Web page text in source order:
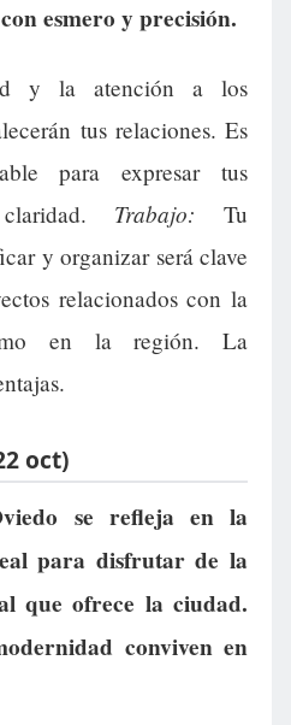
esmero y precisión.
y la atención a los
tus relaciones. Es
para expresar tus
Trabajo: Tu
y organizar será clave
relacionados con la
en la región. La
oct)
se refleja en la
para disfrutar de la
que ofrece la ciudad.
conviven en